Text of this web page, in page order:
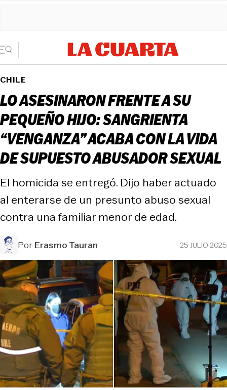
CHILE
LO ASESINARON FRENTE A SU
PEQUEÑO HIJO: SANGRIENTA
“VENGANZA” ACABA CON LA VIDA
DE SUPUESTO ABUSADOR SEXUAL
El homicida se entregó. Dijo haber actuado
al enterarse de un presunto abuso sexual
contra una familiar menor de edad.
PorErasmo Tauran 25 JULIO 2025